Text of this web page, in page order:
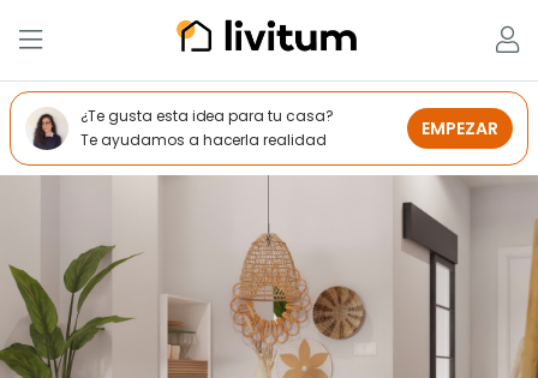
¿Te gusta esta idea para tu casa?
Te ayudamos a hacerla realidad
EMPEZAR